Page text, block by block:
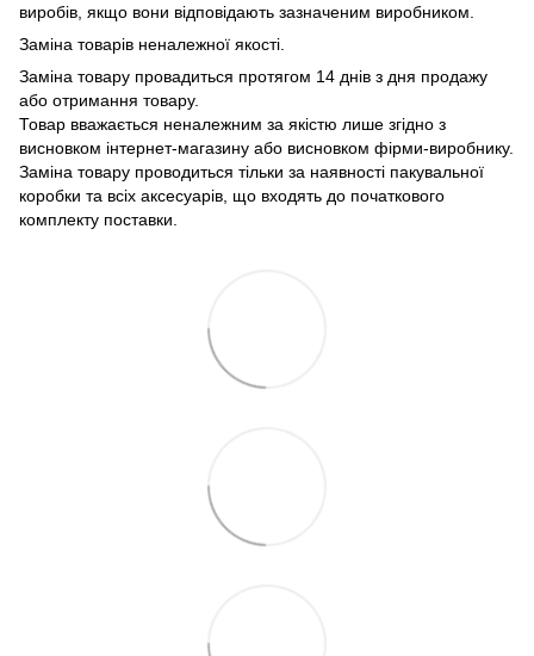
виробів, якщо вони відповідають зазначеним виробником.
Заміна товарів неналежної якості.
Заміна товару провадиться протягом 14 днів з дня продажу
або отримання товару.
Товар вважається неналежним за якістю лише згідно з
висновком інтернет-магазину або висновком фірми-виробнику.
Заміна товару проводиться тільки за наявності пакувальної
коробки та всіх аксесуарів, що входять до початкового
комплекту поставки.